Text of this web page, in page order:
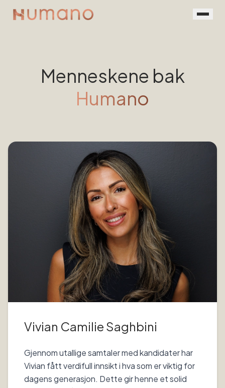
Vår prosess
Book en prat
Menneskene bak
Humano
Vivian Camilie Saghbini
Gjennom utallige samtaler med kandidater har
Vivian fått verdifull innsikt i hva som er viktig for
dagens generasjon. Dette gir henne et solid